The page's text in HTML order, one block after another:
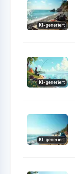
KI-generiert
KI-generiert
KI-generiert